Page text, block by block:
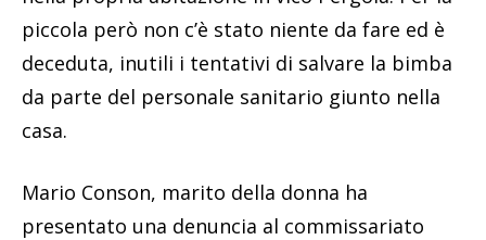
piccola però non c’è stato niente da fare ed è
deceduta, inutili i tentativi di salvare la bimba
da parte del personale sanitario giunto nella
casa.
Mario Conson, marito della donna ha
presentato una denuncia al commissariato